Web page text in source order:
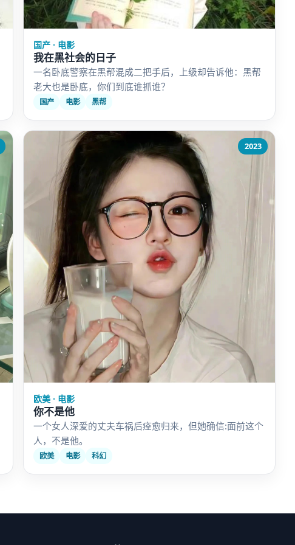
国产 · 电影
我在黑社会的日子
一名卧底警察在黑帮混成二把手后，上级却告诉他：黑帮
老大也是卧底，你们到底谁抓谁？
国产 电影 黑帮
2023
欧美 · 电影
你不是他
一个女人深爱的丈夫车祸后痊愈归来，但她确信:面前这个
人，不是他。
欧美 电影 科幻